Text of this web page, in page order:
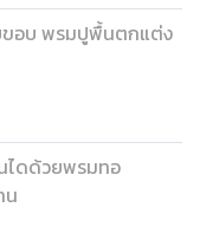
อบ พรมปูพื้นตกแต่ง
ดด้วยพรมทอ
น